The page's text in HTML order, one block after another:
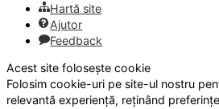
Hartă site
Ajutor
Feedback
Acest site folosește cookie
Folosim cookie-uri pe site-ul nostru
relevantă experiență, reținând